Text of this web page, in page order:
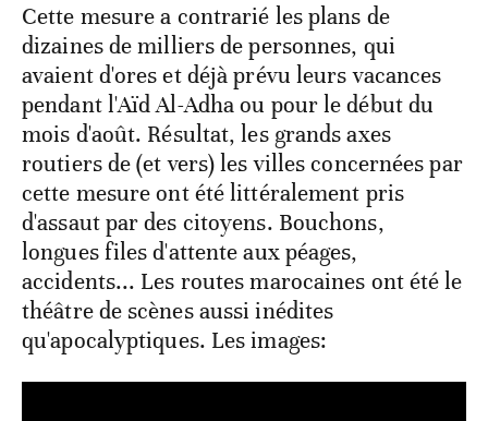
Cette mesure a contrarié les plans de
dizaines de milliers de personnes, qui
avaient d'ores et déjà prévu leurs vacances
pendant l'Aïd Al-Adha ou pour le début du
mois d'août. Résultat, les grands axes
routiers de (et vers) les villes concernées par
cette mesure ont été littéralement pris
d'assaut par des citoyens. Bouchons,
longues files d'attente aux péages,
accidents... Les routes marocaines ont été le
théâtre de scènes aussi inédites
qu'apocalyptiques. Les images: